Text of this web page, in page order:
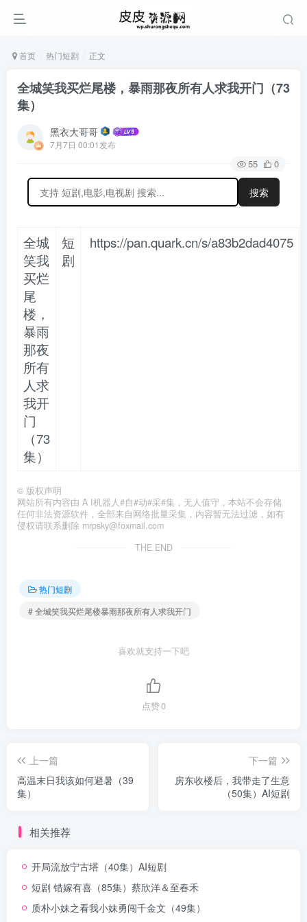
首页 热门短剧 正文
全城笑我买烂尾楼，暴雨那夜所有人求我开门（73
集）
黑衣大哥哥
7月7日 00:01发布
55 0
搜索
全城
笑我
买烂
尾
楼，
暴雨
那夜
所有
人求
我开
门
（73
集）
短
剧
https://pan.quark.cn/s/a83b2dad4075
© 版权声明
网站所有内容由 A I机器人#自#动#采#集，无人值守，本站不会存储
任何非法资源软件，全部来自网络批量采集，内容暂无法过滤，如有
侵权请联系删除 mrpsky@foxmail.com
THE END
热门短剧
# 全城笑我买烂尾楼暴雨那夜所有人求我开门
喜欢就支持一下吧
点赞0
上一篇
高温末日我该如何避暑（39
集）
下一篇
房东收楼后，我带走了生意
（50集）AI短剧
相关推荐
开局流放宁古塔（40集）AI短剧
短剧 错嫁有喜（85集）蔡欣洋＆至春禾
质朴小妹之看我小妹勇闯千金文（49集）